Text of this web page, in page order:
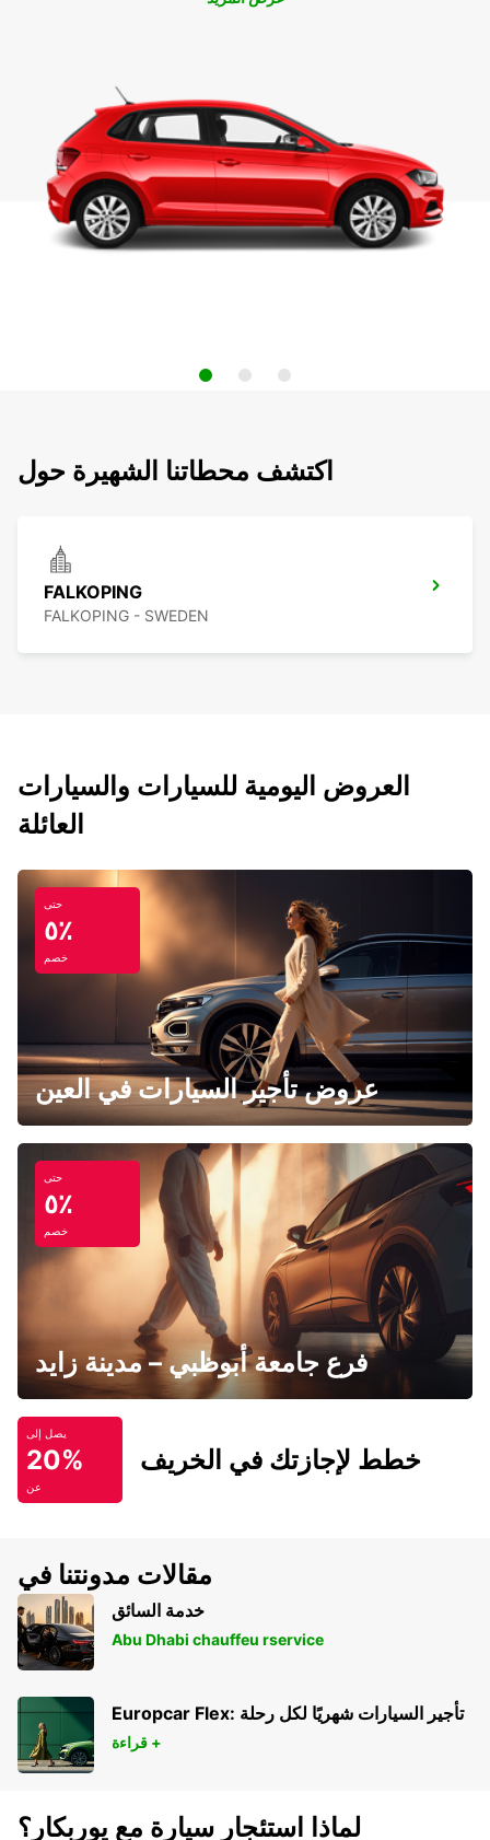
اكتشف محطاتنا الشهيرة حول
FALKOPING
FALKOPING - SWEDEN
العروض اليومية للسيارات والسيارات
العائلة
حتى
٥٪
خصم
عروض تأجير السيارات في العين
حتى
٥٪
خصم
فرع جامعة أبوظبي – مدينة زايد
يصل إلى
20%
عن
خطط لإجازتك في الخريف
مقالات مدونتنا في
خدمة السائق
Abu Dhabi chauffeu rservice
Europcar Flex: تأجير السيارات شهريًا لكل رحلة
قراءة +
لماذا استئجار سيارة مع يوربكار؟